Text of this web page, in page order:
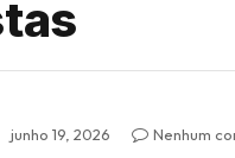
junho 19, 2026 Nenhum